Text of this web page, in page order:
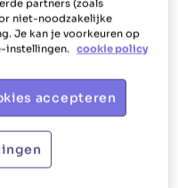
kan voor Van
Van Mossel
je financiële
weigeren
kiezen?
partners (zoals
niet-noodzakelijke
Je kan je voorkeuren op
instellingen. cookie policy
accepteren